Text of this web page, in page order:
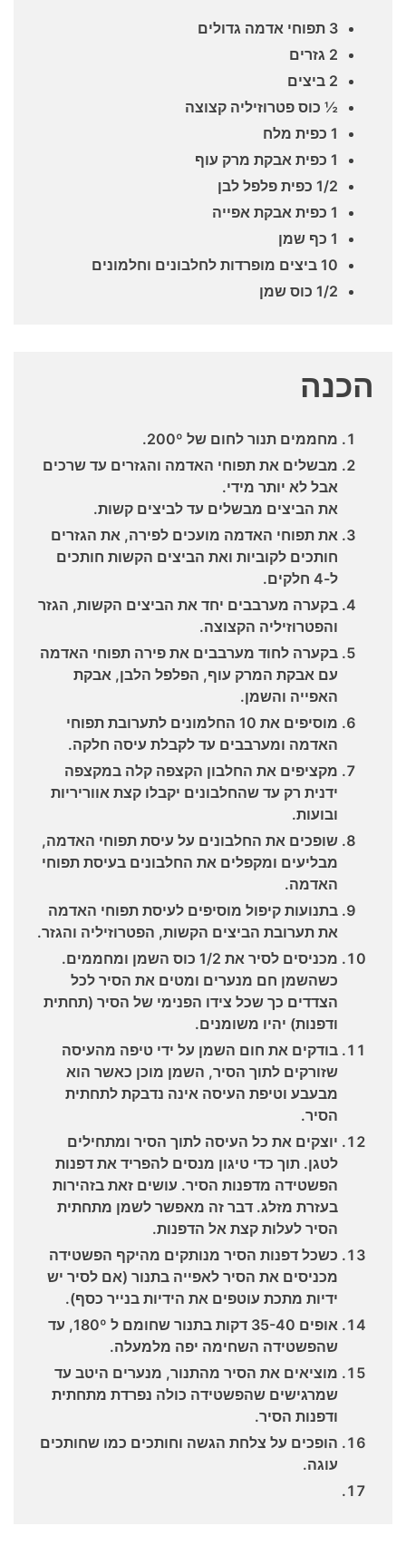
3 תפוחי אדמה גדולים
2 גזרים
2 ביצים
½ כוס פטרוזיליה קצוצה
1 כפית מלח
1 כפית אבקת מרק עוף
1/2 כפית פלפל לבן
1 כפית אבקת אפייה
1 כף שמן
10 ביצים מופרדות לחלבונים וחלמונים
1/2 כוס שמן
הכנה
מחממים תנור לחום של 200º.
מבשלים את תפוחי האדמה והגזרים עד שרכים
אבל לא יותר מידי.
את הביצים מבשלים עד לביצים קשות.
את תפוחי האדמה מועכים לפירה, את הגזרים
חותכים לקוביות ואת הביצים הקשות חותכים
ל-4 חלקים.
בקערה מערבבים יחד את הביצים הקשות, הגזר
והפטרוזיליה הקצוצה.
בקערה לחוד מערבבים את פירה תפוחי האדמה
עם אבקת המרק עוף, הפלפל הלבן, אבקת
האפייה והשמן.
מוסיפים את 10 החלמונים לתערובת תפוחי
האדמה ומערבבים עד לקבלת עיסה חלקה.
מקציפים את החלבון הקצפה קלה במקצפה
ידנית רק עד שהחלבונים יקבלו קצת אווריריות
ובועות.
שופכים את החלבונים על עיסת תפוחי האדמה,
מבליעים ומקפלים את החלבונים בעיסת תפוחי
האדמה.
בתנועות קיפול מוסיפים לעיסת תפוחי האדמה
את תערובת הביצים הקשות, הפטרוזיליה והגזר.
מכניסים לסיר את 1/2 כוס השמן ומחממים.
כשהשמן חם מנערים ומטים את הסיר לכל
הצדדים כך שכל צידו הפנימי של הסיר (תחתית
ודפנות) יהיו משומנים.
בודקים את חום השמן על ידי טיפה מהעיסה
שזורקים לתוך הסיר, השמן מוכן כאשר הוא
מבעבע וטיפת העיסה אינה נדבקת לתחתית
הסיר.
יוצקים את כל העיסה לתוך הסיר ומתחילים
לטגן. תוך כדי טיגון מנסים להפריד את דפנות
הפשטידה מדפנות הסיר. עושים זאת בזהירות
בעזרת מזלג. דבר זה מאפשר לשמן מתחתית
הסיר לעלות קצת אל הדפנות.
כשכל דפנות הסיר מנותקים מהיקף הפשטידה
מכניסים את הסיר לאפייה בתנור (אם לסיר יש
ידיות מתכת עוטפים את הידיות בנייר כסף).
אופים 35-40 דקות בתנור שחומם ל 180º, עד
שהפשטידה השחימה יפה מלמעלה.
מוציאים את הסיר מהתנור, מנערים היטב עד
שמרגישים שהפשטידה כולה נפרדת מתחתית
ודפנות הסיר.
הופכים על צלחת הגשה וחותכים כמו שחותכים
עוגה.